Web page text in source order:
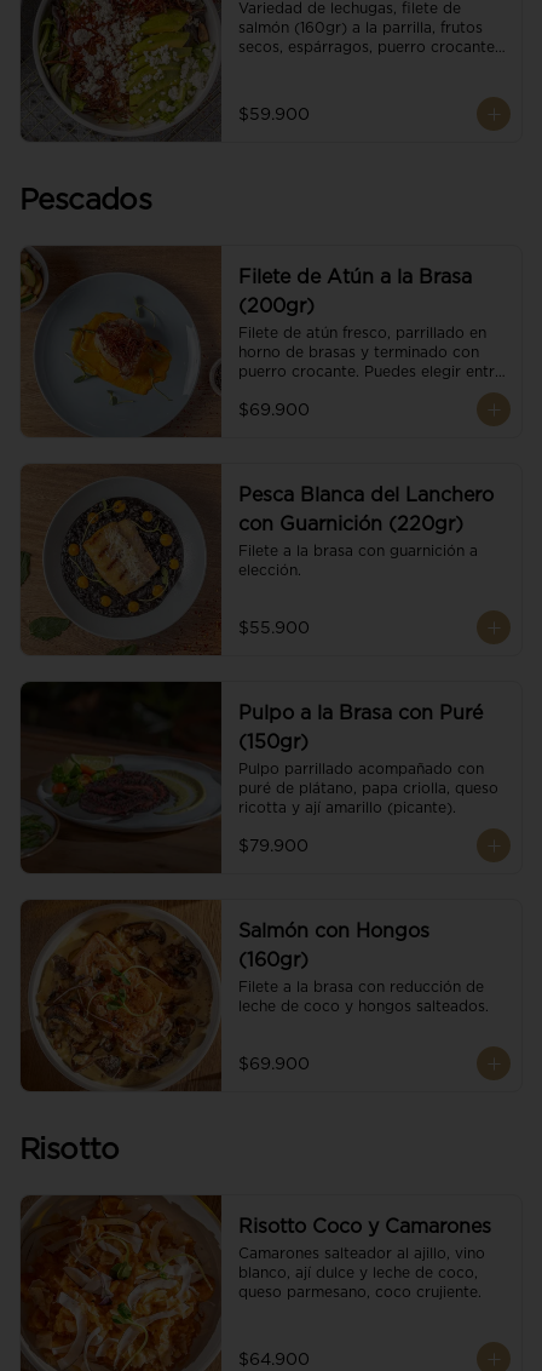
Variedad de lechugas, filete de
salmón (160gr) a la parrilla, frutos
secos, espárragos, puerro crocante,
$59.900
Pescados
Filete de Atún a la Brasa
(200gr)
Filete de atún fresco, parrillado en
horno de brasas y terminado con
puerro crocante. Puedes elegir entre
$69.900
Pesca Blanca del Lanchero
con Guarnición (220gr)
Filete a la brasa con guarnición a
elección.
$55.900
Pulpo a la Brasa con Puré
(150gr)
Pulpo parrillado acompañado con
puré de plátano, papa criolla, queso
ricotta y ají amarillo (picante).
$79.900
Salmón con Hongos
(160gr)
Filete a la brasa con reducción de
leche de coco y hongos salteados.
$69.900
Risotto
Risotto Coco y Camarones
Camarones salteador al ajillo, vino
blanco, ají dulce y leche de coco,
queso parmesano, coco crujiente.
$64.900